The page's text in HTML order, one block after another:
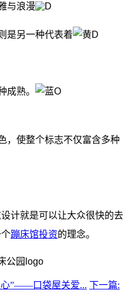
与浪漫
是另一种代表着
成熟。
，使整个标志不仅富含多种
计就是可以让大众很快的去
蹦床馆投资的理念。
心”——口袋屋关爱... 下一篇: